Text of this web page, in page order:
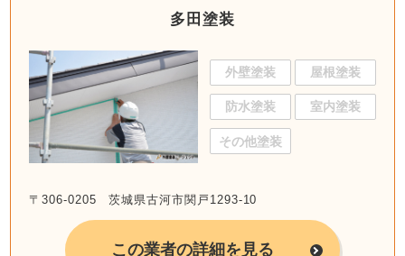
多田塗装
外壁塗装 屋根塗装
防水塗装 室内塗装
その他塗装
〒306-0205 茨城県古河市関戸1293-10
この業者の詳細を見る